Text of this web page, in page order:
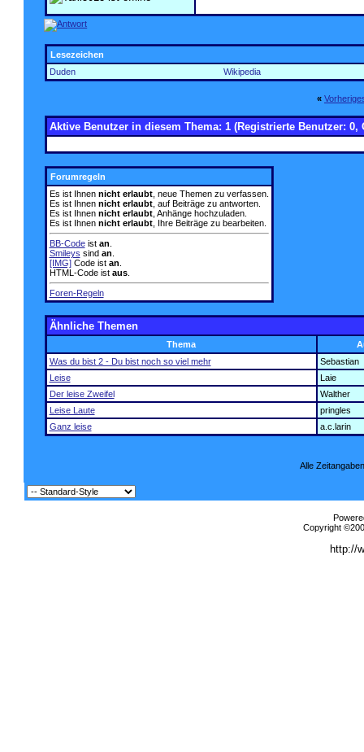
Lesezeichen
Duden
Wikipedia
«
Aktive Benutzer in diesem Thema: 1 (Registrierte Benutzer: 0,
Forumregeln
Es ist Ihnen nicht erlaubt, neue Themen zu verfassen.
Es ist Ihnen nicht erlaubt, auf Beiträge zu antworten.
Es ist Ihnen nicht erlaubt, Anhänge hochzuladen.
Es ist Ihnen nicht erlaubt, Ihre Beiträge zu bearbeiten.
BB-Codeist an
Smileys sind an
[IMG]Code ist an
HTML-Code ist aus.
Foren-Regeln
Ähnliche Themen
Thema
Was du bist 2 - Du bist noch so viel mehr
Sebastian
Leise
Laie
Der leise Zweifel
Walther
Leise Laute
pringles
Ganz leise
a.c.larin
Alle
Copyright
http://